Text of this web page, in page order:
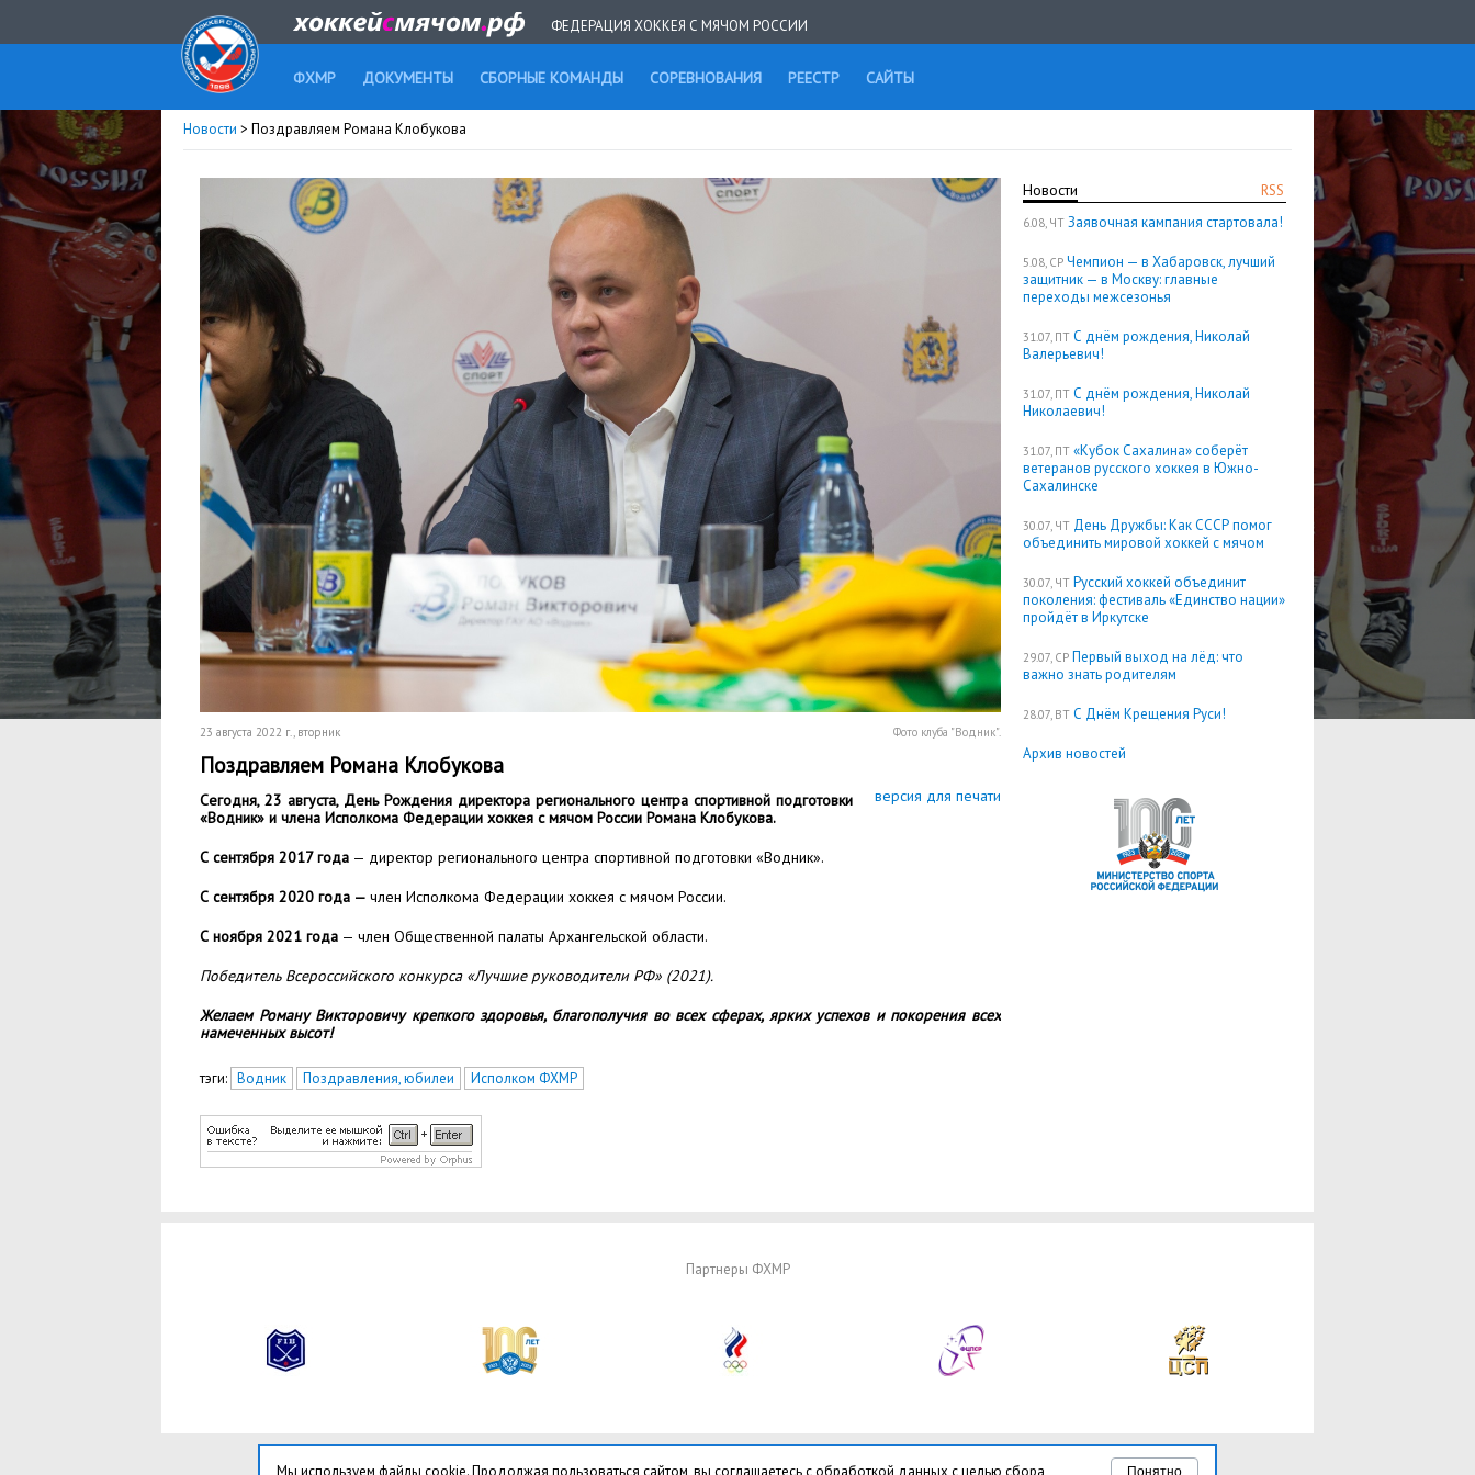
ФЕДЕРАЦИЯ ХОККЕЯ С МЯЧОМ РОССИИ
ФХМР ДОКУМЕНТЫ СБОРНЫЕ КОМАНДЫ СОРЕВНОВАНИЯ РЕЕСТР САЙТЫ
Новости > Поздравляем Романа Клобукова
RSS
Новости
6.08, ЧТ Заявочная кампания стартовала!
5.08, СР Чемпион — в Хабаровск, лучший
защитник — в Москву: главные
переходы межсезонья
31.07, ПТ С днём рождения, Николай
Валерьевич!
31.07, ПТ С днём рождения, Николай
Николаевич!
31.07, ПТ «Кубок Сахалина» соберёт
ветеранов русского хоккея в Южно-
Сахалинске
30.07, ЧТ День Дружбы: Как СССР помог
объединить мировой хоккей с мячом
30.07, ЧТ Русский хоккей объединит
поколения: фестиваль «Единство нации»
пройдёт в Иркутске
29.07, СР Первый выход на лёд: что
важно знать родителям
28.07, ВТ С Днём Крещения Руси!
Архив новостей
Фото клуба "Водник".
23 августа 2022 г. , вторник
Поздравляем Романа Клобукова
версия для печати
Сегодня, 23 августа, День Рождения директора регионального центра спортивной подготовки
«Водник» и члена Исполкома Федерации хоккея с мячом России Романа Клобукова.
С сентября 2017 года — директор регионального центра спортивной подготовки «Водник».
С сентября 2020 года — член Исполкома Федерации хоккея с мячом России.
С ноября 2021 года — член Общественной палаты Архангельской области.
Победитель Всероссийского конкурса «Лучшие руководители РФ» (2021).
Желаем Роману Викторовичу крепкого здоровья, благополучия во всех сферах, ярких успехов и покорения всех
намеченных высот!
тэги: Водник Поздравления, юбилеи Исполком ФХМР
Партнеры ФХМР
Понятно
Мы используем файлы cookie. Продолжая пользоваться сайтом, вы соглашаетесь с обработкой данных с целью сбора